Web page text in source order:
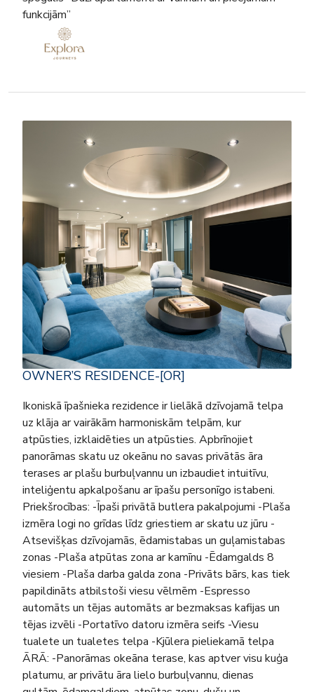
funkcijām”
OWNER’S RESIDENCE-[OR]
Ikoniskā īpašnieka rezidence ir lielākā dzīvojamā telpa
uz klāja ar vairākām harmoniskām telpām, kur
atpūsties, izklaidēties un atpūsties. Apbrīnojiet
panorāmas skatu uz okeānu no savas privātās āra
terases ar plašu burbuļvannu un izbaudiet intuitīvu,
inteliģentu apkalpošanu ar īpašu personīgo istabeni.
Priekšrocības: -Īpaši privātā butlera pakalpojumi -Plaša
izmēra logi no grīdas līdz griestiem ar skatu uz jūru -
Atsevišķas dzīvojamās, ēdamistabas un guļamistabas
zonas -Plaša atpūtas zona ar kamīnu -Ēdamgalds 8
viesiem -Plaša darba galda zona -Privāts bārs, kas tiek
papildināts atbilstoši viesu vēlmēm -Espresso
automāts un tējas automāts ar bezmaksas kafijas un
tējas izvēli -Portatīvo datoru izmēra seifs -Viesu
tualete un tualetes telpa -Kjūlera pieliekamā telpa
ĀRĀ: -Panorāmas okeāna terase, kas aptver visu kuģa
platumu, ar privātu āra lielo burbuļvannu, dienas